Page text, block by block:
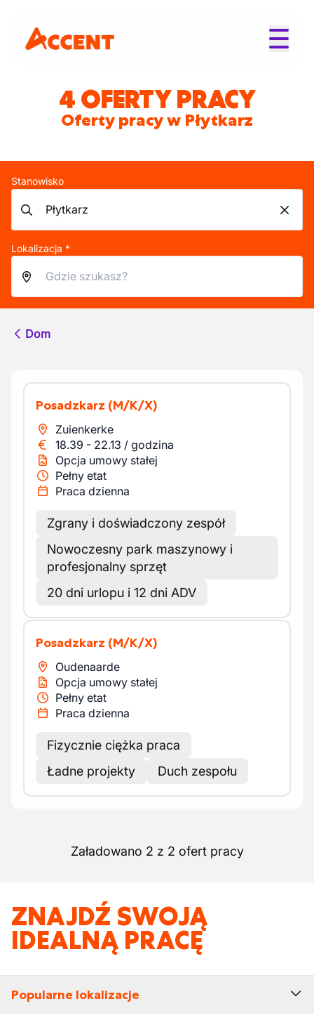
4 OFERTY PRACY
Oferty pracy w Płytkarz
Stanowisko
Lokalizacja *
Dom
Posadzkarz (M/K/X)
Zuienkerke
18.39 - 22.13 / godzina
Opcja umowy stałej
Pełny etat
Praca dzienna
Zgrany i doświadczony zespół
Nowoczesny park maszynowy i
profesjonalny sprzęt
20 dni urlopu i 12 dni ADV
Posadzkarz (M/K/X)
Oudenaarde
Opcja umowy stałej
Pełny etat
Praca dzienna
Fizycznie ciężka praca
Ładne projekty
Duch zespołu
Załadowano 2 z 2 ofert pracy
ZNAJDŹ SWOJĄ
IDEALNĄ PRACĘ
Popularne lokalizacje